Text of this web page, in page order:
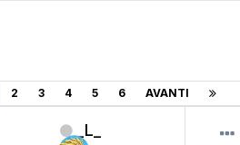
2 3 4 5 6 AVANTI
_L_